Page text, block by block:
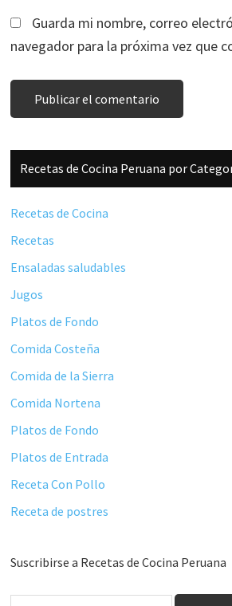
Guarda mi nombre, correo
navegador para la próxima vez que
Barra
lateral
principal
Recetas de Cocina Peruana por
Recetas de Cocina
Recetas
Ensaladas saludables
Jugos
Platos de Fondo
Comida Costeña
Comida de la Sierra
Comida Nortena
Platos de Fondo
Platos de Entrada
Receta Con Pollo
Receta de postres
Suscribirse a Recetas de Cocina Peruana